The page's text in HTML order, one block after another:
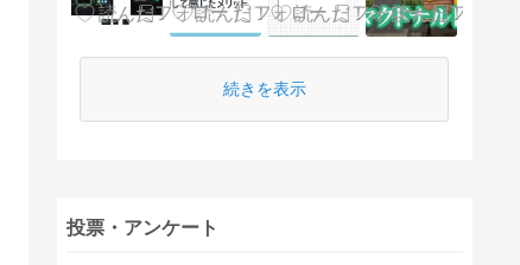
続きを表示
投票・アンケート